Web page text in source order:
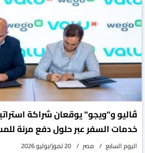
ڤاليو و"ويجو" يوقعان شراكة
خدمات السفر عبر حلول دفع مرنة
اليوم السابع مصر 20 تموز/يوليو 2026